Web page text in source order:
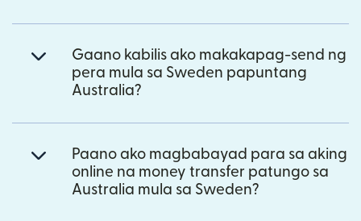
Gaano kabilis ako makakapag-send ng
pera mula sa Sweden papuntang
Australia?
Paano ako magbabayad para sa aking
online na money transfer patungo sa
Australia mula sa Sweden?